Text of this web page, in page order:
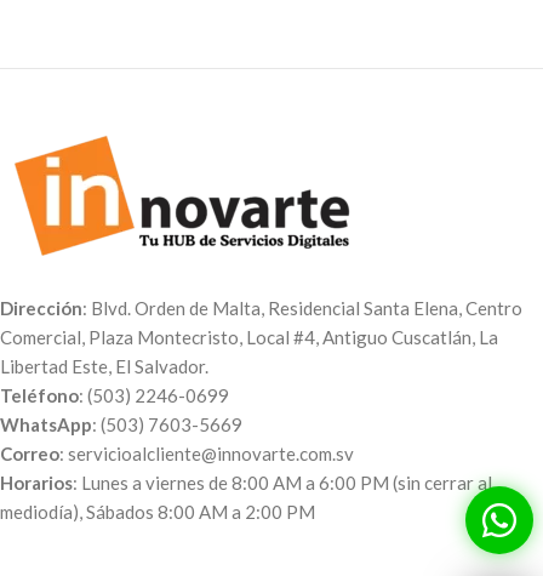
Dirección: Blvd. Orden de Malta, Residencial Santa Elena, Centro
Comercial, Plaza Montecristo, Local #4, Antiguo Cuscatlán, La
Libertad Este, El Salvador.
Teléfono: (503) 2246-0699
WhatsApp: (503) 7603-5669
Correo: servicioalcliente@innovarte.com.sv
Horarios: Lunes a viernes de 8:00 AM a 6:00 PM (sin cerrar al
mediodía), Sábados 8:00 AM a 2:00 PM